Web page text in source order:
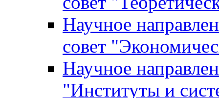
Научное
совет
Научное
"Институты и